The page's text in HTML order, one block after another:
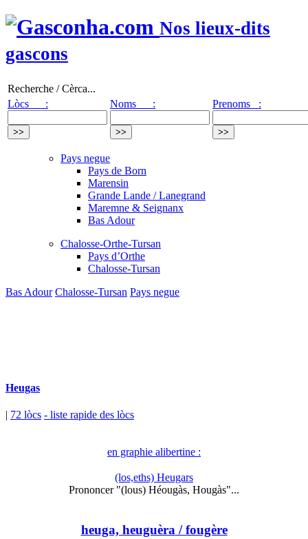
Nos lieux-dits
gascons
Recherche / Cèrca...
Lòcs :
Noms : Prenoms :
Pays negue
Pays de Born
Marensin
Grande Lande / Lanegrand
Maremne & Seignanx
Bas Adour
Chalosse-Orthe-Tursan
Pays d’Orthe
Chalosse-Tursan
Bas Adour Chalosse-Tursan Pays negue
Heugas
| 72 lòcs - liste rapide des lòcs
en graphie alibertine :
(los,eths) Heugars
Prononcer "(lous) Héougàs, Hougàs"...
heuga, heuguèra / fougère